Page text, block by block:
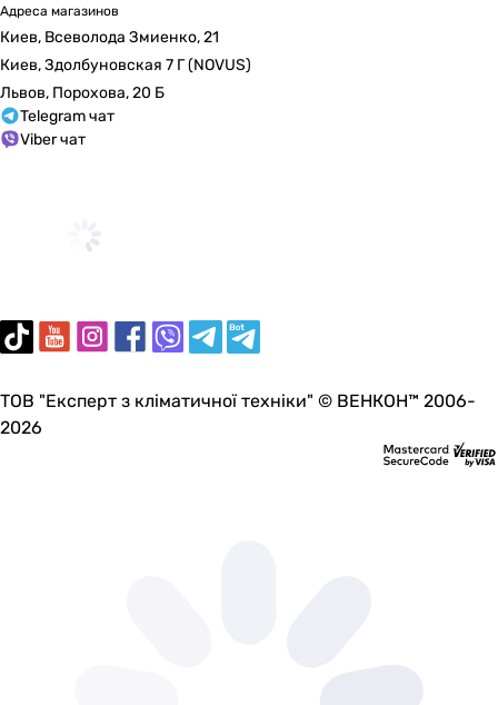
3060 об/мин
3060 об/мин
3060 об/мин
2720 об/мин
3560 об/мин
2780 об/мин
стандартный (от 28 до 35 дБ)
шумный (от 36 дБ)
шумный (от 36 дБ)
стандартный (от 28 до 35 дБ)
Адреса магазинов
Киев, Всеволода Змиенко, 21
Киев, Здолбуновская 7 Г (NOVUS)
Львов, Порохова, 20 Б
Telegram чат
Viber чат
ТОВ "Експерт з кліматичної техніки" © ВЕНКОН™ 2006-
2026